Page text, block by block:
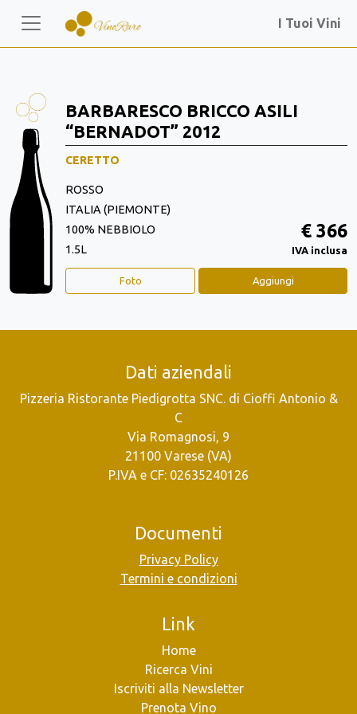
I Tuoi Vini
BARBARESCO BRICCO ASILI
“BERNADOT” 2012
CERETTO
ROSSO
ITALIA (PIEMONTE)
100% NEBBIOLO
1.5L
€ 366
IVA inclusa
Foto Aggiungi
Dati aziendali
Pizzeria Ristorante Piedigrotta SNC. di Cioffi Antonio &
C
Via Romagnosi, 9
21100 Varese (VA)
P.IVA e CF: 02635240126
Documenti
Privacy Policy
Termini e condizioni
Link
Home
Ricerca Vini
Iscriviti alla Newsletter
Prenota Vino